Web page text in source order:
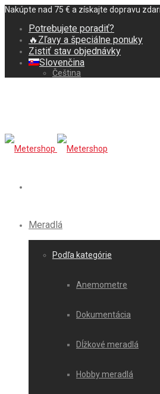
Nakúpte nad 75 € a získajte dopravu
Potrebujete poradiť?
🔥Zľavy a špeciálne ponuky
Zistiť stav objednávky
Slovenčina
Čeština
Meradlá
Podľa kategórie
Anemometre
Dokumentácia
Dĺžkové meradlá
Hobby meradlá